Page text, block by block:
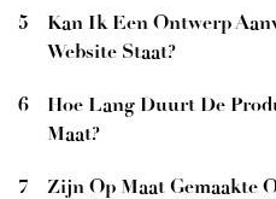
5
Kan Ik Een Ontwerp
Website Staat?
6
Hoe Lang Duurt De
Maat?
7
Zijn Op Maat Gemaakte